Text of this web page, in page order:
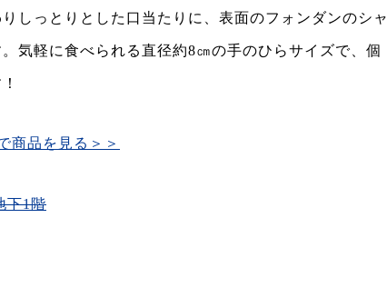
しっとりとした口当たりに、表面のフォンダンのシャ
気軽に食べられる直径約8㎝の手のひらサイズで、個
商品を見る＞＞
下1階